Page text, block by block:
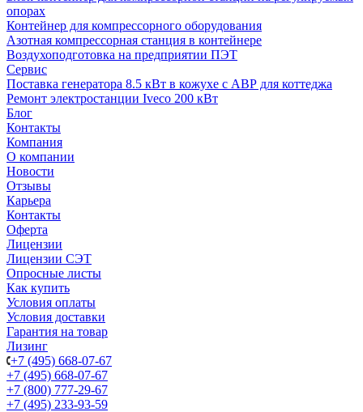
опорах
Контейнер для компрессорного оборудования
Азотная компрессорная станция в контейнере
Воздухоподготовка на предприятии ПЭТ
Сервис
Поставка генератора 8.5 кВт в кожухе с АВР для коттеджа
Ремонт электростанции Iveco 200 кВт
Блог
Контакты
Компания
О компании
Новости
Отзывы
Карьера
Контакты
Оферта
Лицензии
Лицензии СЭТ
Опросные листы
Как купить
Условия оплаты
Условия доставки
Гарантия на товар
Лизинг
+7 (495) 668-07-67
+7 (495) 668-07-67
+7 (800) 777-29-67
+7 (495) 233-93-59